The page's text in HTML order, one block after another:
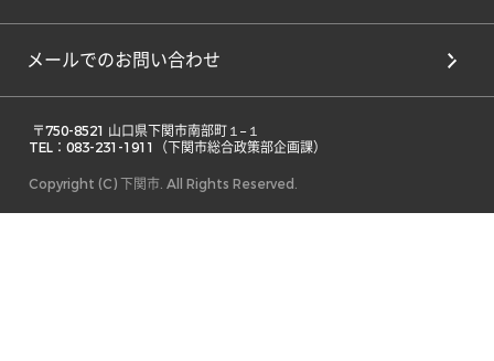
メールでのお問い合わせ
TEL：083-231-1911（下関市総合政策部企画課）
Copyright (C) 下関市. All Rights Reserved.